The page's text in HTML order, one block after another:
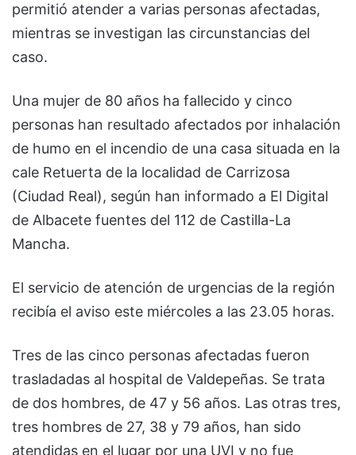
permitió atender a varias personas afectadas,
mientras se investigan las circunstancias del
caso.
Una mujer de 80 años ha fallecido y cinco
personas han resultado afectados por inhalación
de humo en el incendio de una casa situada en la
cale Retuerta de la localidad de Carrizosa
(Ciudad Real), según han informado a El Digital
de Albacete fuentes del 112 de Castilla-La
Mancha.
El servicio de atención de urgencias de la región
recibía el aviso este miércoles a las 23.05 horas.
Tres de las cinco personas afectadas fueron
trasladadas al hospital de Valdepeñas. Se trata
de dos hombres, de 47 y 56 años. Las otras tres,
tres hombres de 27, 38 y 79 años, han sido
atendidas en el lugar por una UVI y no fue